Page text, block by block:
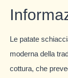
Le patate
moderna della
cottura, che